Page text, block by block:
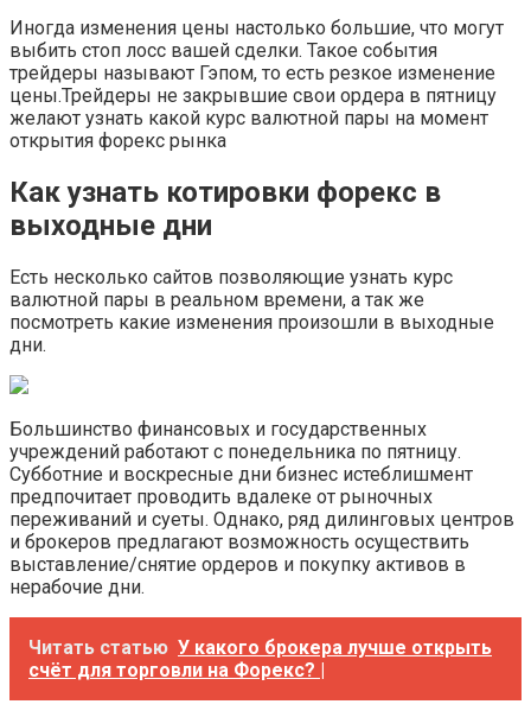
Иногда изменения цены настолько большие, что могут
выбить стоп лосс вашей сделки. Такое события
трейдеры называют Гэпом, то есть резкое изменение
цены.Трейдеры не закрывшие свои ордера в пятницу
желают узнать какой курс валютной пары на момент
открытия форекс рынка
Как узнать котировки форекс в
выходные дни
Есть несколько сайтов позволяющие узнать курс
валютной пары в реальном времени, а так же
посмотреть какие изменения произошли в выходные
дни.
Большинство финансовых и государственных
учреждений работают с понедельника по пятницу.
Субботние и воскресные дни бизнес истеблишмент
предпочитает проводить вдалеке от рыночных
переживаний и суеты. Однако, ряд дилинговых центров
и брокеров предлагают возможность осуществить
выставление/снятие ордеров и покупку активов в
нерабочие дни.
Читать статью У какого брокера лучше открыть
счёт для торговли на Форекс? |